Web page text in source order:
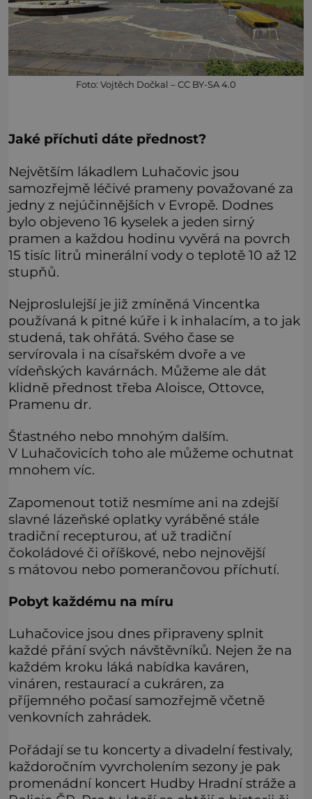
Foto: Vojtěch Dočkal – CC BY-SA 4.0
Jaké příchuti dáte přednost?
Největším lákadlem Luhačovic jsou
samozřejmě léčivé prameny považované za
jedny z nejúčinnějších v Evropě. Dodnes
bylo objeveno 16 kyselek a jeden sirný
pramen a každou hodinu vyvěrá na povrch
15 tisíc litrů minerální vody o teplotě 10 až 12
stupňů.
Nejproslulejší je již zmíněná Vincentka
používaná k pitné kúře i k inhalacím, a to jak
studená, tak ohřátá. Svého čase se
servírovala i na císařském dvoře a ve
vídeňských kavárnách. Můžeme ale dát
klidně přednost třeba Aloisce, Ottovce,
Pramenu dr.
Šťastného nebo mnohým dalším.
V Luhačovicích toho ale můžeme ochutnat
mnohem víc.
Zapomenout totiž nesmíme ani na zdejší
slavné lázeňské oplatky vyráběné stále
tradiční recepturou, ať už tradiční
čokoládové či oříškové, nebo nejnovější
s mátovou nebo pomerančovou příchutí.
Pobyt každému na míru
Luhačovice jsou dnes připraveny splnit
každé přání svých návštěvníků. Nejen že na
každém kroku láká nabídka kaváren,
vináren, restaurací a cukráren, za
příjemného počasí samozřejmě včetně
venkovních zahrádek.
Pořádají se tu koncerty a divadelní festivaly,
každoročním vyvrcholením sezony je pak
promenádní koncert Hudby Hradní stráže a